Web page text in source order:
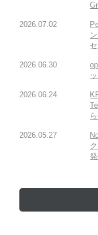
2026.07.02
2026.06.30
2026.06.24
2026.05.27